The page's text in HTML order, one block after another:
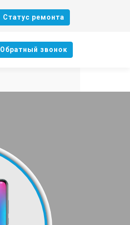
Cтатус ремонта
Oбратный звонок